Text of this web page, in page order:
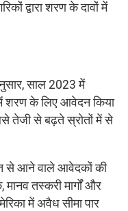
द्वारा शरण के दावों में
साल 2023 में
शरण के लिए आवेदन किया
तेजी से बढ़ते स्रोतों में से
से आने वाले आवेदकों की
तस्करी मार्गों और
में अवैध सीमा पार